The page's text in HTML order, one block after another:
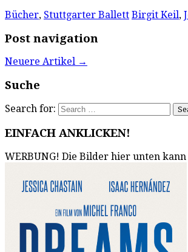
Bücher, Stuttgarter Ballett Birgit Keil,
Post navigation
Neuere Artikel →
Suche
Search for:
EINFACH ANKLICKEN!
WERBUNG! Die Bilder hier unten